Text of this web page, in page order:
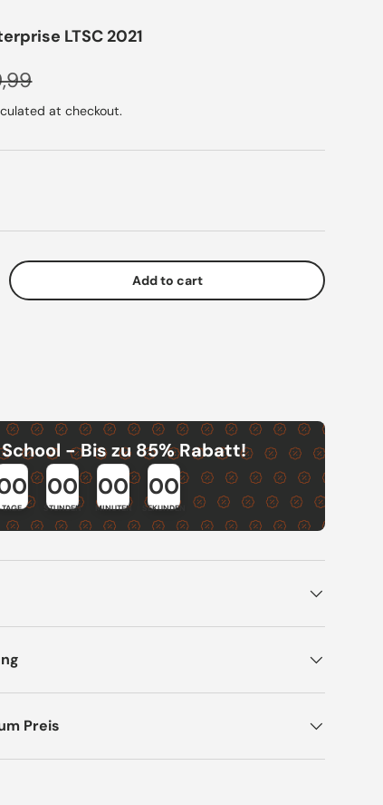
LTSC 2021
price
at checkout.
quantity Add to cart
- Bis zu 85% Rabatt!
TAGE
00
STUNDEN
00
MINUTEN
00
SEKUNDEN
Preis